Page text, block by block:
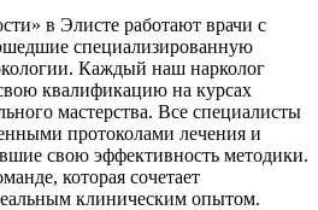
в Элисте работают врачи с
специализированную
Каждый наш нарколог
квалификацию на курсах
мастерства. Все специалисты
протоколами лечения и
свою эффективность методики.
которая сочетает
клиническим опытом.